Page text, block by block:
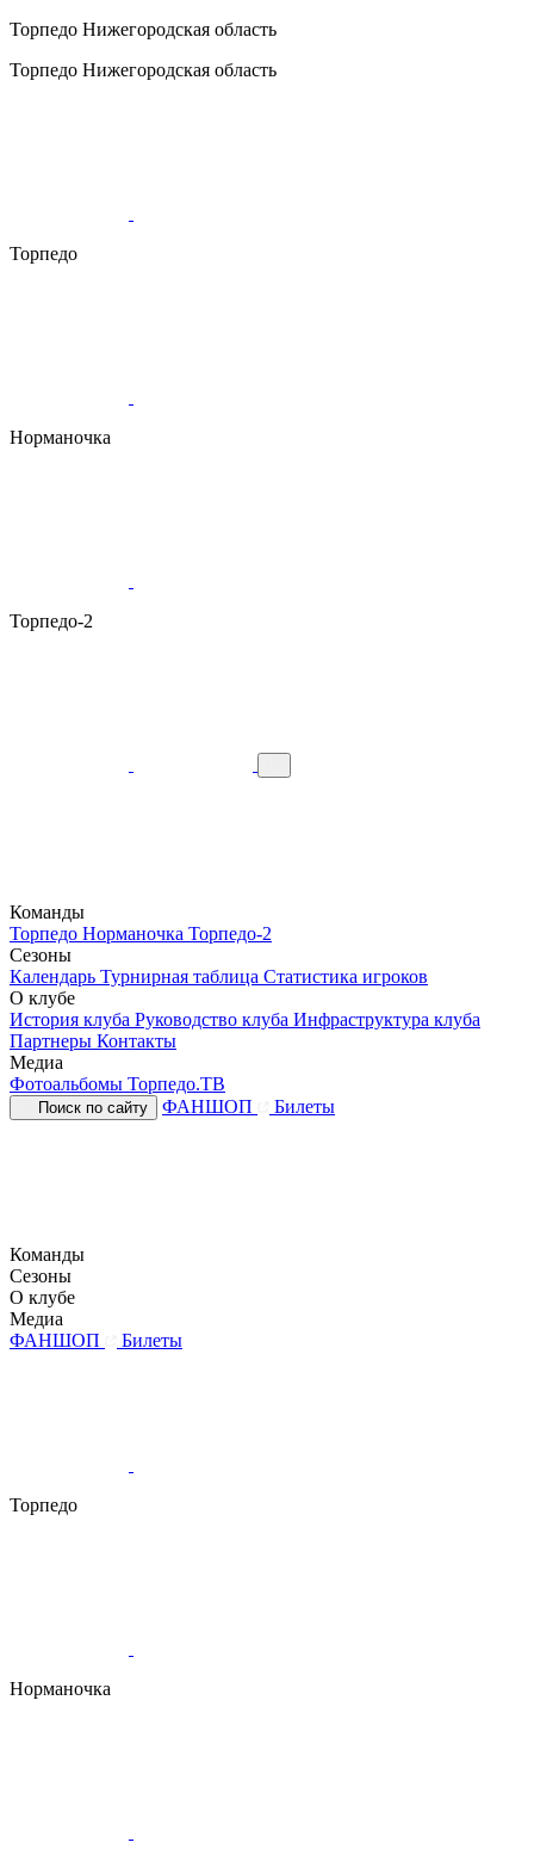
Торпедо Нижегородская область
Торпедо Нижегородская область
Торпедо
Норманочка
Торпедо-2
Команды
Торпедо Норманочка Торпедо-2
Сезоны
Календарь Турнирная таблица Статистика игроков
О клубе
История клуба Руководство клуба Инфраструктура клуба
Партнеры Контакты
Медиа
Фотоальбомы Торпедо.ТВ
Поиск по сайту ФАНШОП Билеты
Команды
Сезоны
О клубе
Медиа
ФАНШОП
Билеты
Торпедо
Норманочка